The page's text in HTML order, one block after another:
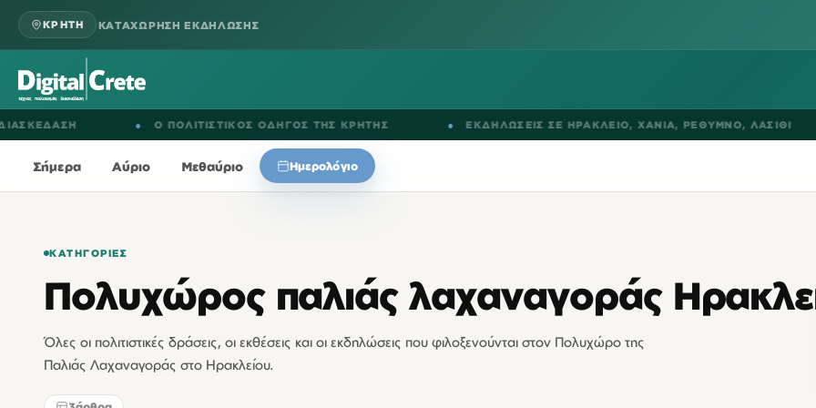
ΚΡΗΤΗ ΚΑΤΑΧΩΡΗΣΗ ΕΚΔΗΛΩΣΗΣ
Ο ΠΟΛΙΤΙΣΤΙΚΟΣ ΟΔΗΓΟΣ ΤΗΣ ΚΡΗΤΗΣ ΕΚΔΗΛΩΣΕΙΣ ΣΕ ΗΡΑΚΛΕΙΟ,ΧΑΝΙΑ ,ΡΕΘΥΜΝΟ,ΛΑΣΙΘΙ
Σήμερα Αύριο Μεθαύριο Ημερολόγιο
ΚΑΤΗΓΟΡΊΕΣ
Πολυχώρος παλιάς λαχαναγοράς
Όλες οι πολιτιστικές δράσεις, οι εκθέσεις και οι εκδηλώσεις που φιλοξενούνται στον Πολυχώρο της
Παλιάς Λαχαναγοράς στο Ηρακλείου.